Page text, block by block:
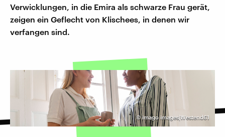
Verwicklungen, in die Emira als schwarze Frau gerät,
zeigen ein Geflecht von Klischees, in denen wir
verfangen sind.
©imago images|Westend61